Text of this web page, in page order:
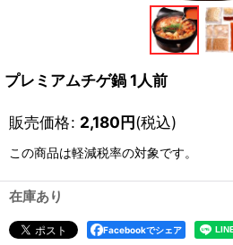
プレミアムチゲ鍋 1人前
販売価格: 2,180円(税込)
この商品は軽減税率の対象です。
在庫あり
Facebookでシェア